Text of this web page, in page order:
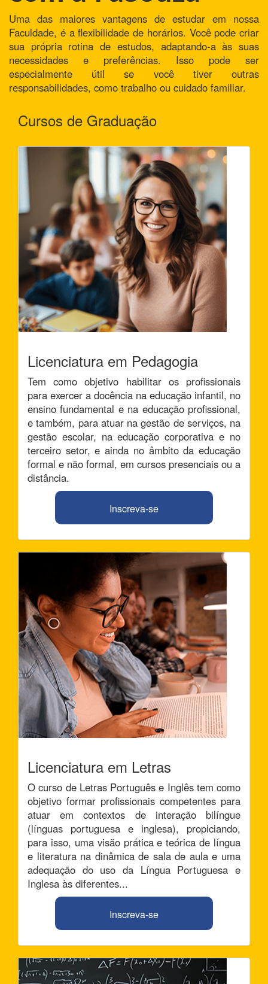
Uma das maiores vantagens de estudar em nossa
Faculdade, é a flexibilidade de horários. Você pode criar
sua própria rotina de estudos, adaptando-a às suas
necessidades e preferências. Isso pode ser
especialmente útil se você tiver outras
responsabilidades, como trabalho ou cuidado familiar.
Cursos de Graduação
Licenciatura em Pedagogia
Tem como objetivo habilitar os profissionais
para exercer a docência na educação infantil, no
ensino fundamental e na educação profissional,
e também, para atuar na gestão de serviços, na
gestão escolar, na educação corporativa e no
terceiro setor, e ainda no âmbito da educação
formal e não formal, em cursos presenciais ou a
distância.
Inscreva-se
Licenciatura em Letras
O curso de Letras Português e Inglês tem como
objetivo formar profissionais competentes para
atuar em contextos de interação bilíngue
(línguas portuguesa e inglesa), propiciando,
para isso, uma visão prática e teórica de língua
e literatura na dinâmica de sala de aula e uma
adequação do uso da Língua Portuguesa e
Inglesa às diferentes...
Inscreva-se